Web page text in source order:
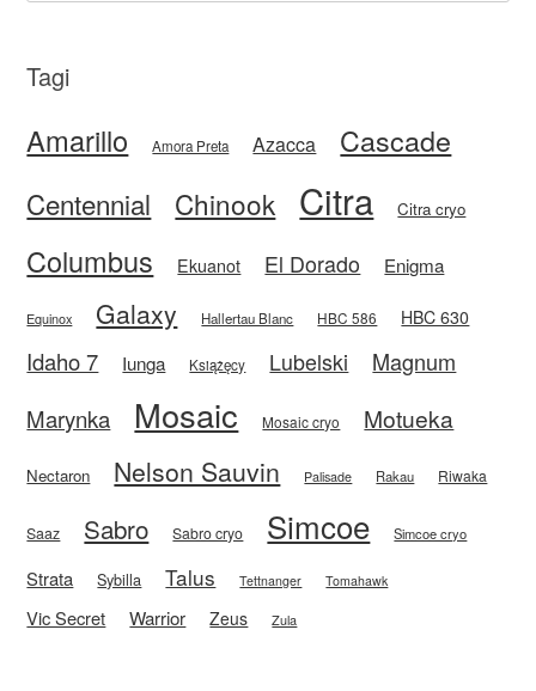
Tagi
Amarillo Amora Preta Azacca Cascade
Centennial Chinook Citra Citra cryo
Columbus Ekuanot El Dorado Enigma
Equinox Galaxy Hallertau Blanc HBC 586 HBC 630
Idaho 7 Iunga Książęcy Lubelski
Magnum
Marynka
Mosaic Mosaic cryo Motueka
Nectaron Nelson Sauvin Palisade Rakau Riwaka
Saaz Sabro Sabro cryo Simcoe Simcoe cryo
Strata Sybilla Talus Tettnanger Tomahawk
Vic Secret Warrior Zeus Zula